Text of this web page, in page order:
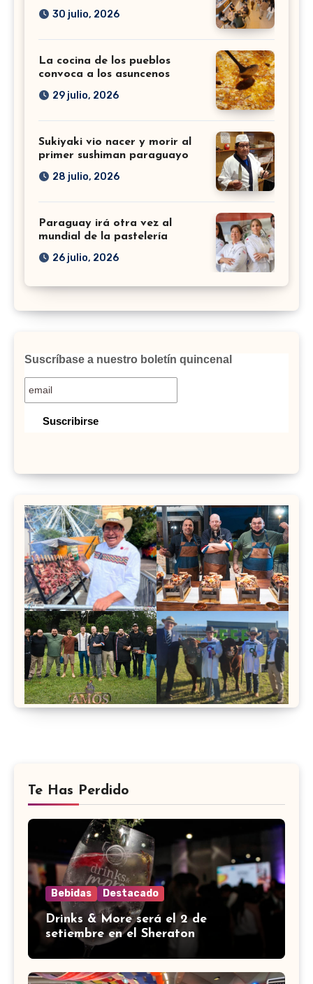
30 julio, 2026
La cocina de los pueblos
convoca a los asuncenos
29 julio, 2026
Sukiyaki vio nacer y morir al
primer sushiman paraguayo
28 julio, 2026
Paraguay irá otra vez al
mundial de la pastelería
26 julio, 2026
Suscríbase a nuestro boletín quincenal
Te Has Perdido
Bebidas Destacado
Drinks & More será el 2 de
setiembre en el Sheraton